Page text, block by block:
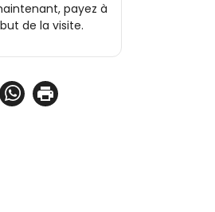
payez à
de la visite.